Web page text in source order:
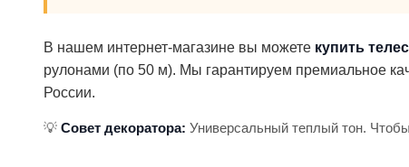
В нашем интернет-магазине вы можете купить
рулонами (по 50 м). Мы гарантируем премиальное
России.
💡 Совет декоратора: Универсальный теплый тон.